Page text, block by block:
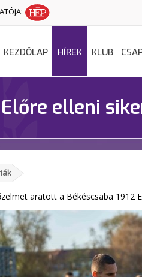
KEZDŐLAP HÍREK KLUB
elleni
aratott a Békéscsaba